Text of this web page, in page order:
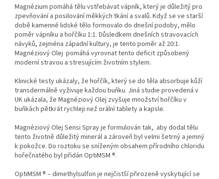
Magnézium pomáhá tělu vstřebávat vápník, který je důležitý pro
zpevňování a posilování měkkých tkání a svalů. Když se ve starší
době kamenné lidské tělo formovalo do dnešní podoby, mělo
poměr vápníku a hořčíku 1:1. Důsledkem dnešních stravovacích
návyků, zejména západní kultury, je tento poměr až 20:1.
Magnéziový Olej pomáhá vyrovnat tento deficit způsobený
moderní stravou a stresujícím životním stylem.
Klinické testy ukázaly, že hořčík, který se do těla absorbuje kůží
transdermálně vyživuje každou buňku. Jiná studie provedená v
UK ukázala, že Magnéziový Olej zvyšuje množství hořčíku v
buňkách pětkrát rychleji než orální tablety a kapsle.
Magnéziový Olej Sensi Spray je formulován tak, aby dodal tělu
tento životně důležitý minerál a zároveň byl velmi šetrný a jemný
k pokožce. Do roztoku se sníženým obsahem přírodního chloridu
hořečnatého byl přidán OptiMSM ®.
OptiMSM ® – dimethylsulfon je nejčistší přirozeně vyskytující se